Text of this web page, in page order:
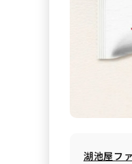
湖池屋フ